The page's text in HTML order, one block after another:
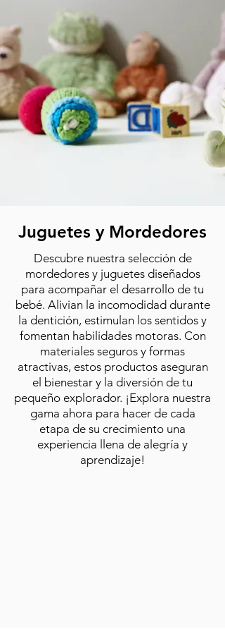
Juguetes y Mordedores
Descubre nuestra selección de
mordedores y juguetes diseñados
para acompañar el desarrollo de tu
bebé. Alivian la incomodidad durante
la dentición, estimulan los sentidos y
fomentan habilidades motoras. Con
materiales seguros y formas
atractivas, estos productos aseguran
el bienestar y la diversión de tu
pequeño explorador. ¡Explora nuestra
gama ahora para hacer de cada
etapa de su crecimiento una
experiencia llena de alegría y
aprendizaje!